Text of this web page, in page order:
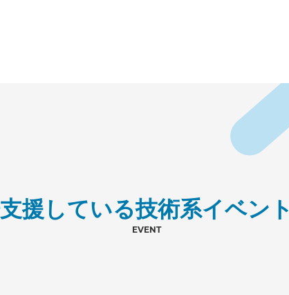
支援している技術系イベント
EVENT